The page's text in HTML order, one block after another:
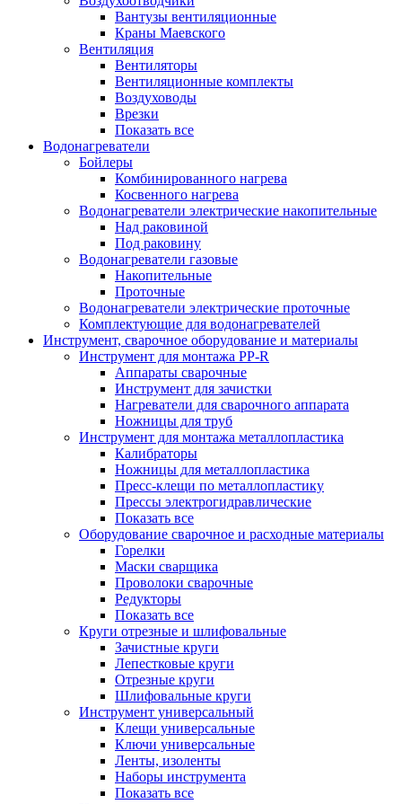
Вантузы вентиляционные
Краны Маевского
Вентиляция
Вентиляторы
Вентиляционные комплекты
Воздуховоды
Врезки
Показать все
Водонагреватели
Бойлеры
Комбинированного нагрева
Косвенного нагрева
Водонагреватели электрические накопительные
Над раковиной
Под раковину
Водонагреватели газовые
Накопительные
Проточные
Водонагреватели электрические проточные
Комплектующие для водонагревателей
Инструмент, сварочное оборудование и материалы
Инструмент для монтажа PP-R
Аппараты сварочные
Инструмент для зачистки
Нагреватели для сварочного аппарата
Ножницы для труб
Инструмент для монтажа металлопластика
Калибраторы
Ножницы для металлопластика
Пресс-клещи по металлопластику
Прессы электрогидравлические
Показать все
Оборудование сварочное и расходные материалы
Горелки
Маски сварщика
Проволоки сварочные
Редукторы
Показать все
Круги отрезные и шлифовальные
Зачистные круги
Лепестковые круги
Отрезные круги
Шлифовальные круги
Инструмент универсальный
Клещи универсальные
Ключи универсальные
Ленты, изоленты
Наборы инструмента
Показать все